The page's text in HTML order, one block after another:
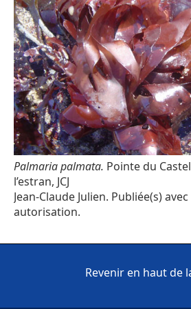
Palmaria palmata. Pointe du
l’estran, JCJ
Jean-Claude Julien. Publiée(s)
autorisation.
Revenir en haut de